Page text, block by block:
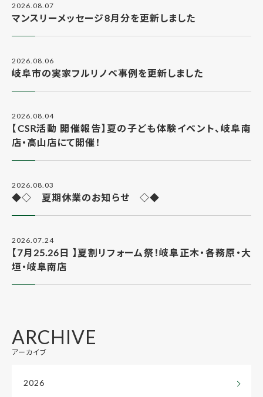
2026.08.07
マンスリーメッセージ8月分を更新しました
2026.08.06
岐阜市の実家フルリノベ事例を更新しました
2026.08.04
【CSR活動 開催報告】夏の子ども体験イベント、岐阜南
店・高山店にて開催！
2026.08.03
◆◇ 夏期休業のお知らせ ◇◆
2026.07.24
【7月25.26日 】夏割リフォーム祭！岐阜正木・各務原・大
垣・岐阜南店
ARCHIVE
アーカイブ
2026